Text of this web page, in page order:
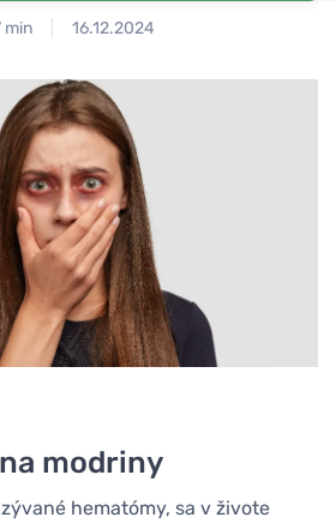
min 16.12.2024
modriny
hematómy, sa v živote